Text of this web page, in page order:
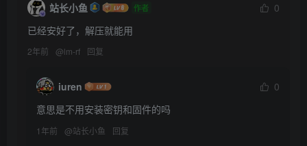
站长小鱼 作者
0
已经安好了，解压就能用
2年前 @lm-rf 回复
iuren
0
意思是不用安装密钥和固件的吗
1年前 @站长小鱼 回复